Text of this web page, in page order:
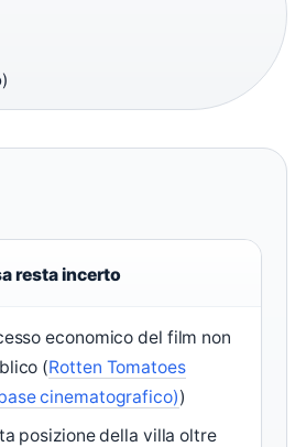
resta incerto
economico del film non
(Rotten Tomatoes
cinematografico))
posizione della villa oltre